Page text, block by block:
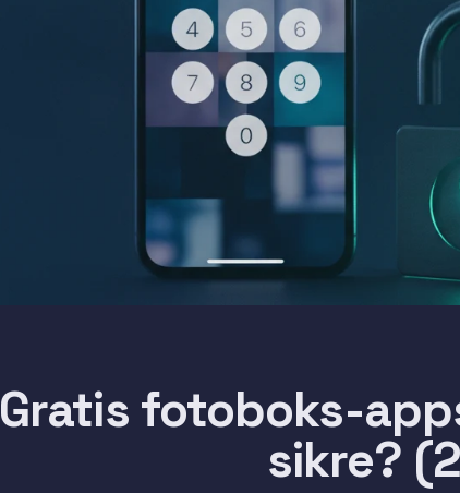
Gratis fotoboks-
sikre?